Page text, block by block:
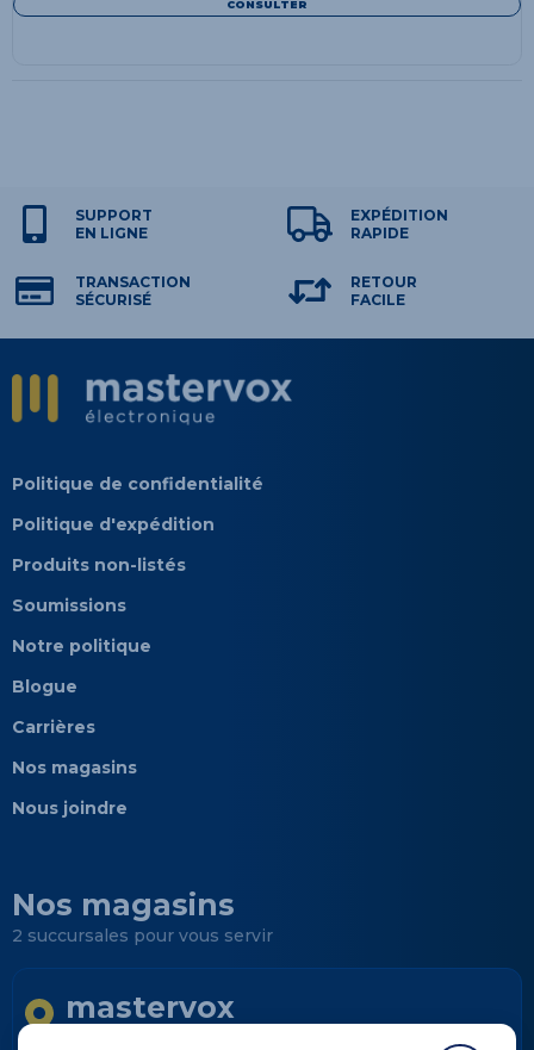
CONSULTER
SUPPORT
EN LIGNE
EXPÉDITION
RAPIDE
TRANSACTION
SÉCURISÉ
RETOUR
FACILE
Politique de confidentialité
Politique d'expédition
Produits non-listés
Soumissions
Notre politique
Blogue
Carrières
Nos magasins
Nous joindre
Nos magasins
2 succursales pour vous servir
mastervox